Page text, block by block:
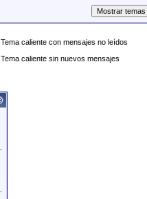
Tema caliente con mensajes no leídos
Tema caliente sin nuevos mensajes